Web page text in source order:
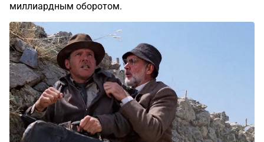
миллиардным оборотом.